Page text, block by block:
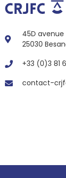
45D avenue
25030
+33 (0)3 81
contact-